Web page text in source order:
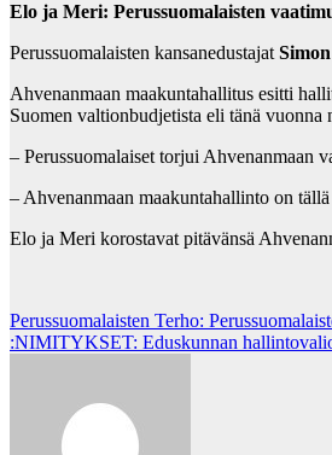
Elo ja Meri: Perussuomalaisten
Perussuomalaisten kansanedustajat
Ahvenanmaan maakuntahallitus esitti
Suomen valtionbudjetista eli tänä
– Perussuomalaiset torjui Ahvenanmaan
– Ahvenanmaan maakuntahallinto on
Elo ja Meri korostavat pitävänsä
Post
navigation
Perussuomalaisten Terho:
:NIMITYKSET: Eduskunnan